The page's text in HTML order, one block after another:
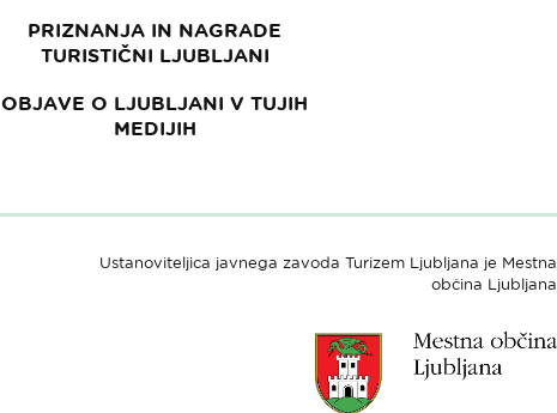
PRIZNANJA IN NAGRADE
TURISTIČNI LJUBLJANI
OBJAVE O LJUBLJANI V TUJIH
MEDIJIH
Ustanoviteljica javnega zavoda Turizem Ljubljana je Mestna
občina Ljubljana